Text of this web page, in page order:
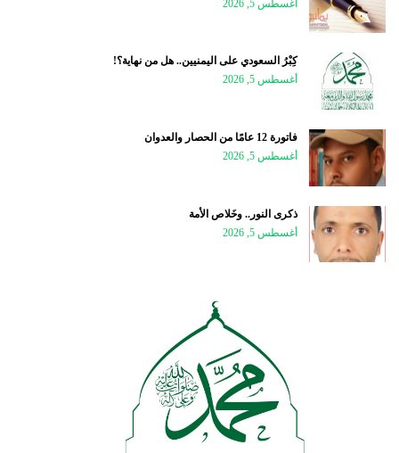
أغسطس 5, 2026
كِبْرُ السعودي على اليمنيين.. هل من نهاية؟!
أغسطس 5, 2026
فاتورة 12 عامًا من الحصار والعدوان
أغسطس 5, 2026
ذكرى النور.. وخَلاص الأمة
أغسطس 5, 2026